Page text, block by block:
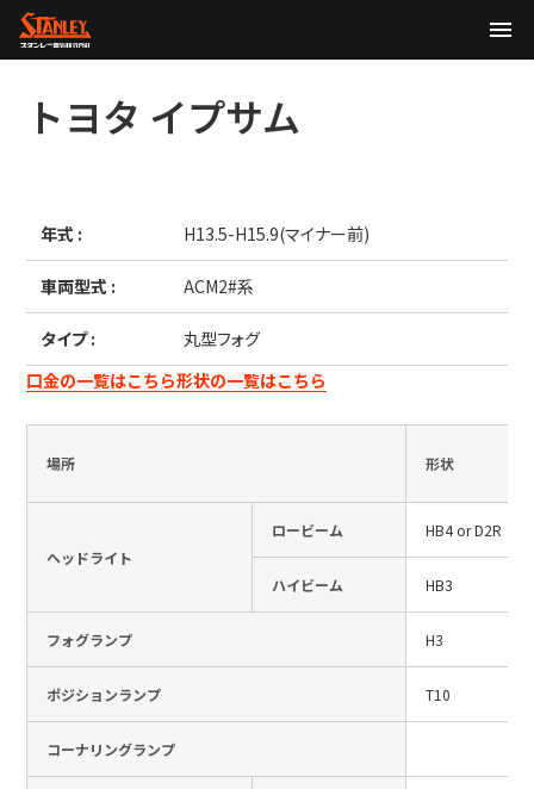
日本語 English 中文
製品検索
全て
企業情報
テクノロジー
サステナビリティ
株主・投資家情報
ニュース
トヨタ イプサム
年式 : H13.5-H15.9(マイナー前)
車両型式 : ACM2#系
タイプ :
丸型フォグ
口金の一覧はこちら形状の一覧はこちら
場所 形状
ヘッドライト
ロービーム HB4 or D2R
ハイビーム HB3
フォグランプ H3
ポジションランプ T10
コーナリングランプ